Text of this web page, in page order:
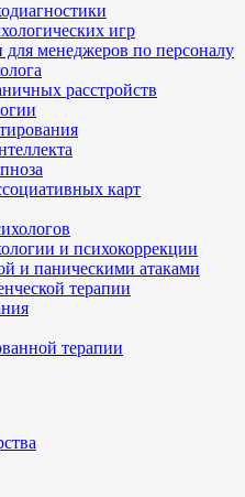
игр
менеджеров по персоналу
расстройств
карт
и психокоррекции
и паническими атаками
терапии
терапии